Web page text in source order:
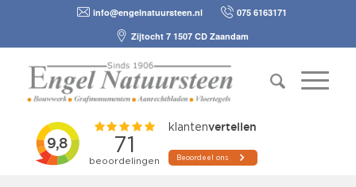
info@engelnatuursteen.nl
075 6163171
Zijtocht 7 1507 CD Zaandam